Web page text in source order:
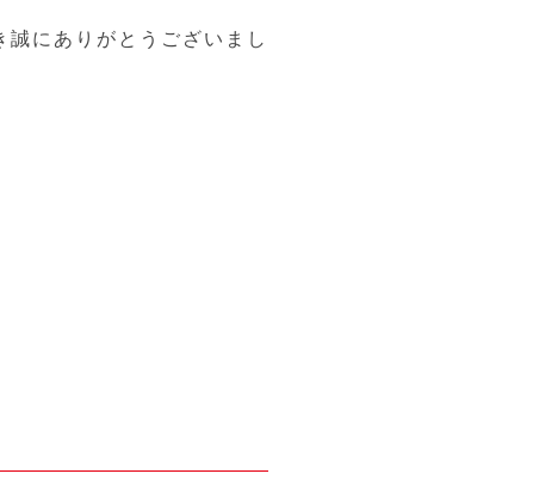
にありがとうございまし